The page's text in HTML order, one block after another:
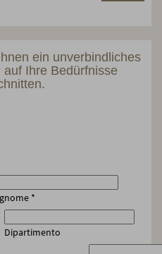
ein unverbindliches
Ihre Bedürfnisse
*
Dipartimento